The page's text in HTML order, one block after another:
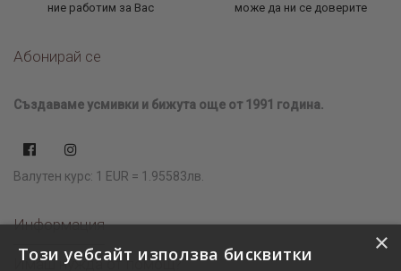
ние работим за Вас
може да ни се доверите
Абонирай се
Създаваме усмивки и бижута още от 1991 година.
Валутен курс: 1 EUR = 1.95583лв.
Информация
Имаш нужда от помощ?
×
Този уебсайт използва бисквитки